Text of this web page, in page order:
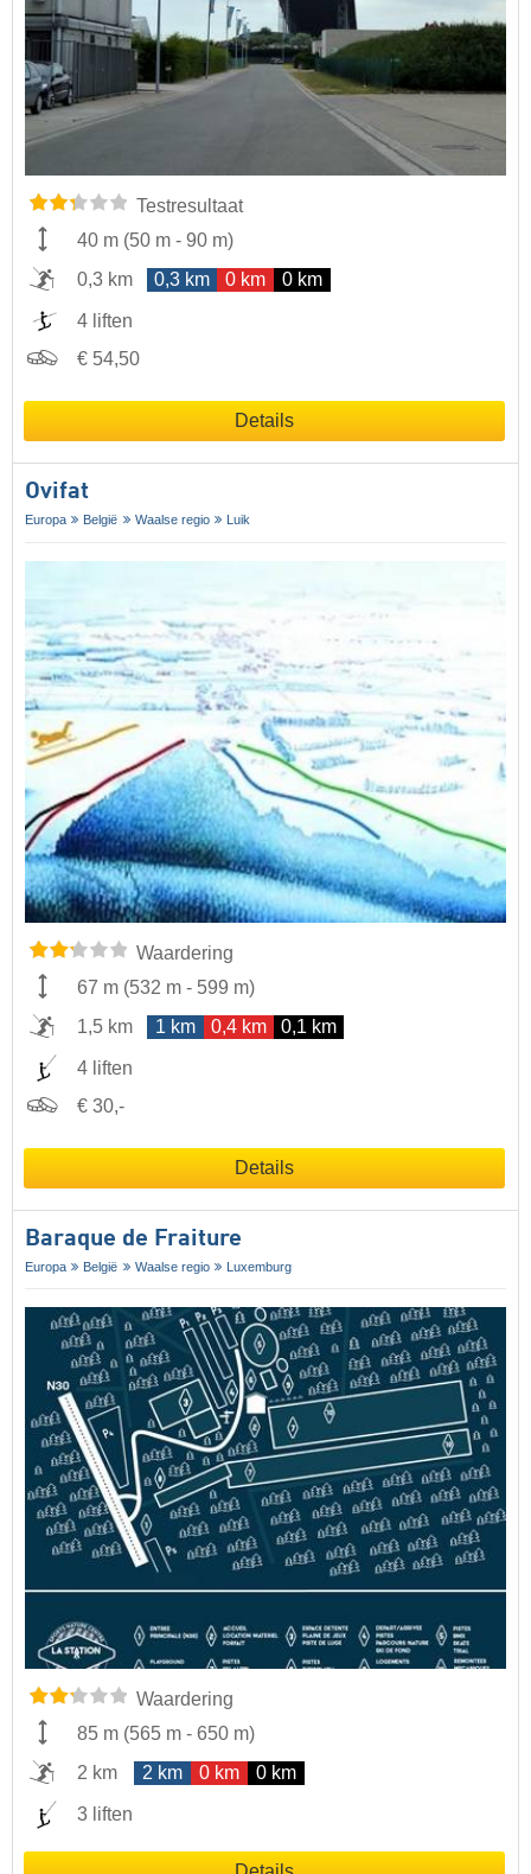
Testresultaat
40 m (50 m - 90 m)
0,3 km
0,3 km 0 km 0 km
4 liften
€ 54,50
Details
Ovifat
Europa België Waalse regio Luik
Waardering
67 m (532 m - 599 m)
1,5 km
1 km 0,4 km 0,1 km
4 liften
€ 30,-
Details
Baraque de Fraiture
Europa België Waalse regio Luxemburg
Waardering
85 m (565 m - 650 m)
2 km
2 km 0 km 0 km
3 liften